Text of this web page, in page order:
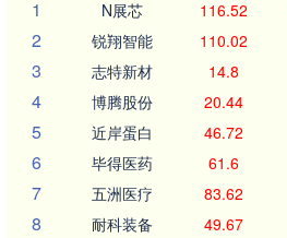
1
N展芯 116.52
2 锐翔智能 110.02
3 志特新材 14.8
4 博腾股份 20.44
5 近岸蛋白 46.72
6 毕得医药 61.6
7 五洲医疗 83.62
8 耐科装备 49.67